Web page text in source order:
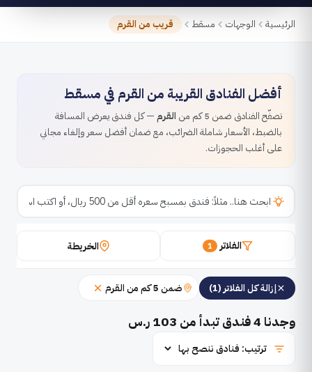
الرئيسية الوجهات مسقط قريب من القرم
أفضل الفنادق القريبة من القرم في مسقط
تصفّح الفنادق ضمن 5 كم من القرم— كل فندق يعرض المسافة
بالضبط، الأسعار شاملة الضرائب، مع ضمان أفضل سعر وإلغاء مجاني
على أغلب الحجوزات.
الفلاتر 1 الخريطة
إزالة كل الفلاتر (1) ضمن 5 كم من القرم
وجدنا 4فندق تبدأ من 103 ر.س